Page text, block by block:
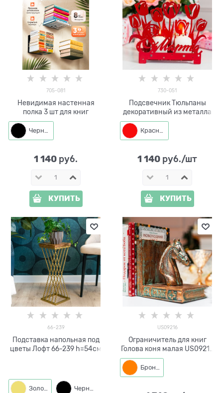
705-081
Невидимая настенная
полка 3 шт для книг
Черный
1 140 руб.
КУПИТЬ
730-051
Подсвечник Тюльпаны
декоративный из металла
Красный
1 140 руб./шт
КУПИТЬ
66-239
Подставка напольная под
цветы Лофт 66-239 h=54см
Золото Черный
US09216
Ограничитель для книг
Голова коня малая US09216
полистоун
Бронза